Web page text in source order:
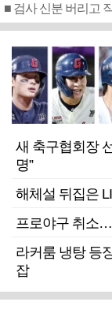
새 축구협회장
명”
해체설 뒤집은
프로야구 취소
라커룸 냉탕 등
잡